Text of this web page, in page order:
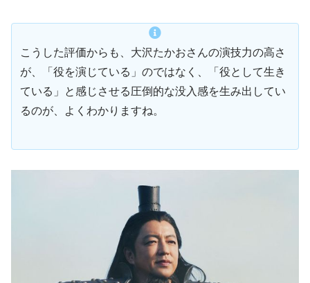
こうした評価からも、大沢たかおさんの演技力の高さ
が、「役を演じている」のではなく、「役として生き
ている」と感じさせる圧倒的な没入感を生み出してい
るのが、よくわかりますね。